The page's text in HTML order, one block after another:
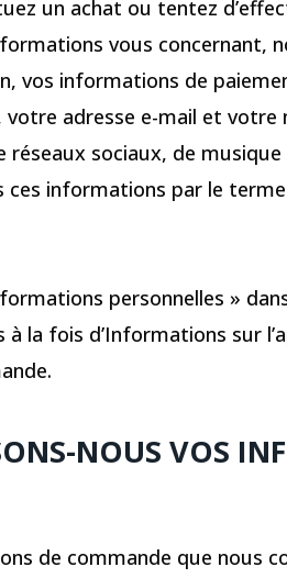
un achat ou tentez
vous concernant,
vos informations de
adresse e-mail et votre
réseaux sociaux, de
ces informations par le
personnelles »
la fois d’Informations sur
NOUS VOS
de commande que nous